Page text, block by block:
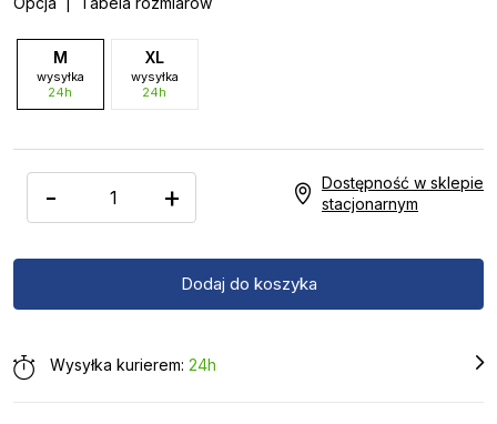
M
wysyłka
24h
XL
wysyłka
24h
- +
Dostępność w sklepie
stacjonarnym
Wysyłka kurierem: 24h